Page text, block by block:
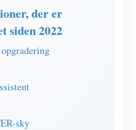
Simulator
og -simuleringssystem
der er
siden 2022
sky